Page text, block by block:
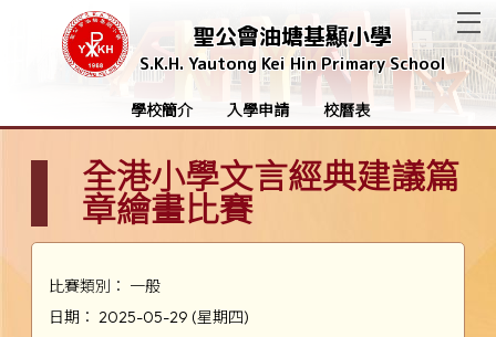
聖公會油塘基顯小學
S.K.H. Yautong Kei Hin Primary School
學校簡介 入學申請 校曆表
全港小學文言經典建議篇
章繪畫比賽
比賽類別： 一般
日期： 2025-05-29 (星期四)